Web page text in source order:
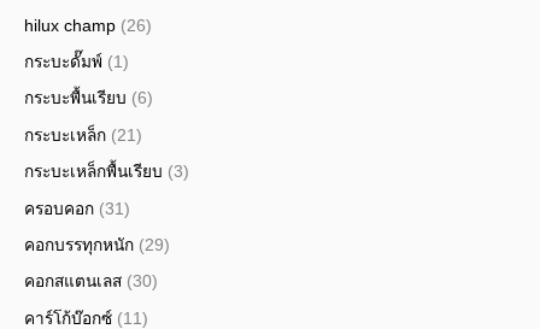
hilux champ (26)
กระบะดั๊มพ์ (1)
กระบะพื้นเรียบ (6)
กระบะเหล็ก (21)
กระบะเหล็กพื้นเรียบ (3)
ครอบคอก (31)
คอกบรรทุกหนัก (29)
คอกสแตนเลส (30)
คาร์โก้บ๊อกซ์ (11)